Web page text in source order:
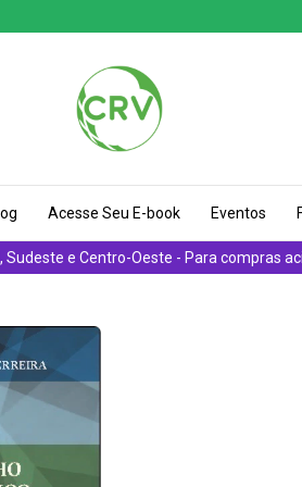
Sudeste e Centro-Oeste - Para compras
Acesse Seu E-book Eventos